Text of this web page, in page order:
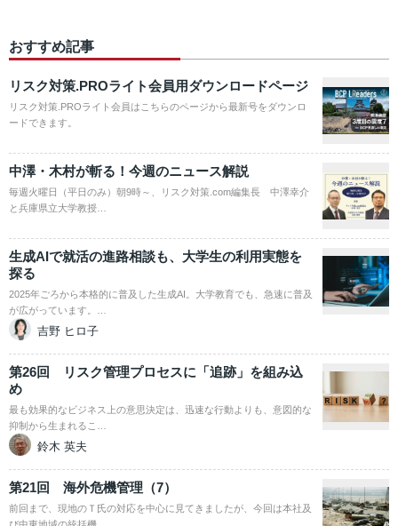
おすすめ記事
リスク対策.PROライト会員用ダウンロードページ
リスク対策.PROライト会員はこちらのページから最新号をダウンロ
ードできます。
中澤・木村が斬る！今週のニュース解説
毎週火曜日（平日のみ）朝9時～、リスク対策.com編集長 中澤幸介
と兵庫県立大学教授…
生成AIで就活の進路相談も、大学生の利用実態を
探る
2025年ごろから本格的に普及した生成AI。大学教育でも、急速に普及
が広がっています。…
吉野 ヒロ子
第26回 リスク管理プロセスに「追跡」を組み込
め
最も効果的なビジネス上の意思決定は、迅速な行動よりも、意図的な
抑制から生まれるこ…
鈴木 英夫
第21回 海外危機管理（7）
前回まで、現地のＴ氏の対応を中心に見てきましたが、今回は本社及